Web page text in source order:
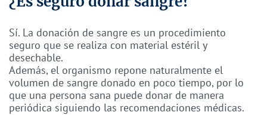
Sí. La donación de sangre es un procedimiento
seguro que se realiza con material estéril y
desechable.
Además, el organismo repone naturalmente el
volumen de sangre donado en poco tiempo, por lo
que una persona sana puede donar de manera
periódica siguiendo las recomendaciones médicas.